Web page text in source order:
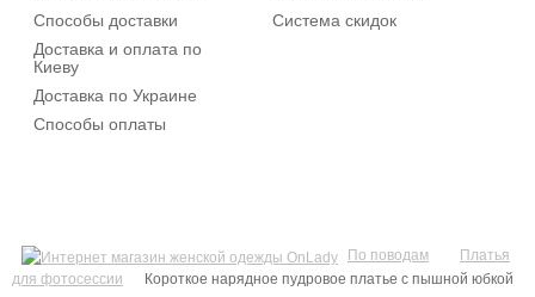
Способы доставки
Доставка и оплата по
Киеву
Доставка по Украине
Способы оплаты
Система скидок
По поводам
Платья
для фотосессии
Короткое нарядное пудровое платье с пышной юбкой